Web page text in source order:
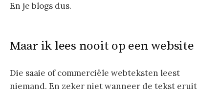
En je blogs dus.
Maar ik lees nooit op een website
Die saaie of commerciële webteksten leest
niemand. En zeker niet wanneer de tekst eruit